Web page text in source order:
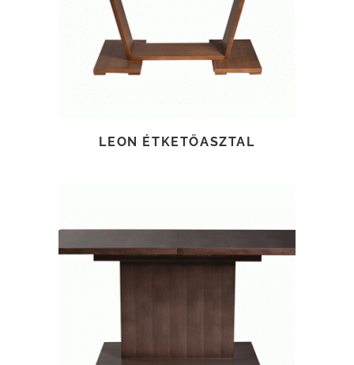
LEON ÉTKETŐASZTAL
TOVÁBB OLVASOM